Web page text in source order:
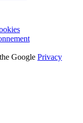
Google Privacy